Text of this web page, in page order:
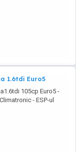
Conditionat
Glass - Alarma Profi
- Geamuri electrice -
1.6tdi Euro5
105cp Euro5 -
- ESP-ul
Stop - Full Privacy
- Oglinzile electrice -
laterale - Senzori